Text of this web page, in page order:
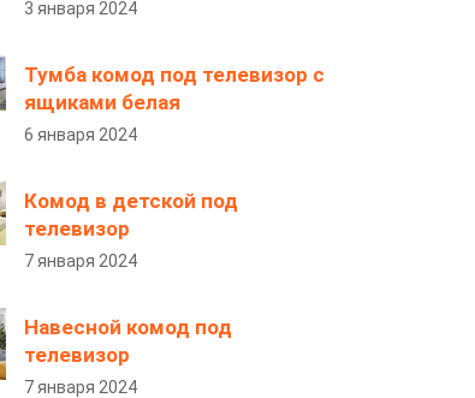
3 января 2024
Тумба комод под телевизор с
ящиками белая
6 января 2024
Комод в детской под
телевизор
7 января 2024
Навесной комод под
телевизор
7 января 2024